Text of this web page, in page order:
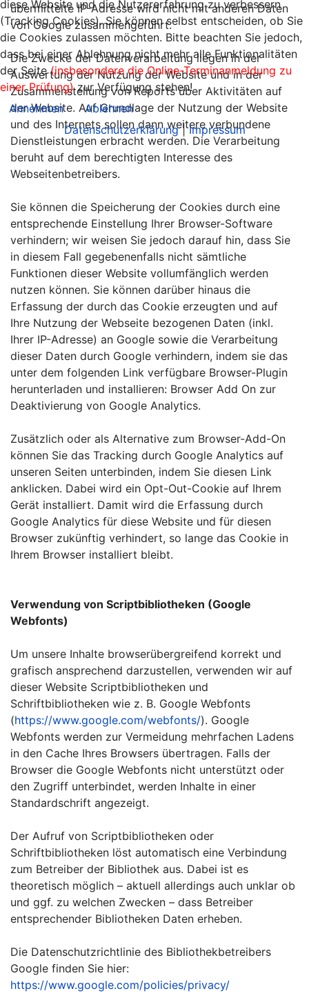
übermittelte IP-Adresse wird nicht mit anderen Daten
von Google zusammengeführt.
Die Zwecke der Datenverarbeitung liegen in der
Auswertung der Nutzung der Website und in der
Zusammenstellung von Reports über Aktivitäten auf
der Website. Auf Grundlage der Nutzung der Website
und des Internets sollen dann weitere verbundene
Dienstleistungen erbracht werden. Die Verarbeitung
beruht auf dem berechtigten Interesse des
Webseitenbetreibers.
Sie können die Speicherung der Cookies durch eine
entsprechende Einstellung Ihrer Browser-Software
verhindern; wir weisen Sie jedoch darauf hin, dass Sie
in diesem Fall gegebenenfalls nicht sämtliche
Funktionen dieser Website vollumfänglich werden
nutzen können. Sie können darüber hinaus die
Erfassung der durch das Cookie erzeugten und auf
Ihre Nutzung der Webseite bezogenen Daten (inkl.
Ihrer IP-Adresse) an Google sowie die Verarbeitung
dieser Daten durch Google verhindern, indem sie das
unter dem folgenden Link verfügbare Browser-Plugin
herunterladen und installieren: Browser Add On zur
Deaktivierung von Google Analytics.
Zusätzlich oder als Alternative zum Browser-Add-On
können Sie das Tracking durch Google Analytics auf
unseren Seiten unterbinden, indem Sie diesen Link
anklicken. Dabei wird ein Opt-Out-Cookie auf Ihrem
Gerät installiert. Damit wird die Erfassung durch
Google Analytics für diese Website und für diesen
Browser zukünftig verhindert, so lange das Cookie in
Ihrem Browser installiert bleibt.
Verwendung von Scriptbibliotheken (Google
Webfonts)
Um unsere Inhalte browserübergreifend korrekt und
grafisch ansprechend darzustellen, verwenden wir auf
dieser Website Scriptbibliotheken und
Schriftbibliotheken wie z. B. Google Webfonts
(https://www.google.com/webfonts/). Google
Webfonts werden zur Vermeidung mehrfachen Ladens
in den Cache Ihres Browsers übertragen. Falls der
Browser die Google Webfonts nicht unterstützt oder
den Zugriff unterbindet, werden Inhalte in einer
Standardschrift angezeigt.
Der Aufruf von Scriptbibliotheken oder
Schriftbibliotheken löst automatisch eine Verbindung
zum Betreiber der Bibliothek aus. Dabei ist es
theoretisch möglich – aktuell allerdings auch unklar ob
und ggf. zu welchen Zwecken – dass Betreiber
entsprechender Bibliotheken Daten erheben.
Die Datenschutzrichtlinie des Bibliothekbetreibers
Google finden Sie hier:
https://www.google.com/policies/privacy/
diese Website und die Nutzererfahrung zu verbessern
(Tracking Cookies). Sie können selbst entscheiden, ob Sie
die Cookies zulassen möchten. Bitte beachten Sie jedoch,
dass bei einer Ablehnung nicht mehr alle Funktionalitäten
der Seite(insbesondere die Online-Terminanmeldung zu
einer Prüfung)zur Verfügung stehen!
Annehmen
Ablehnen
Datenschutzerklärung|Impressum